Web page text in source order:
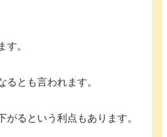
。
とも言われます。
るという利点もあります。